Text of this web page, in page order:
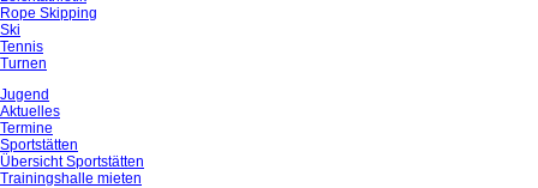
Rope Skipping
Ski
Tennis
Turnen
Jugend
Aktuelles
Termine
Sportstätten
Übersicht Sportstätten
Trainingshalle mieten